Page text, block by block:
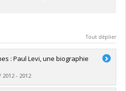
Tout déplier
: Paul Levi, une biographie
- 2012